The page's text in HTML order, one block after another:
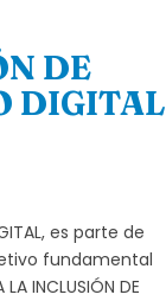
DE
DIGITAL
es parte de
fundamental
INCLUSIÓN DE